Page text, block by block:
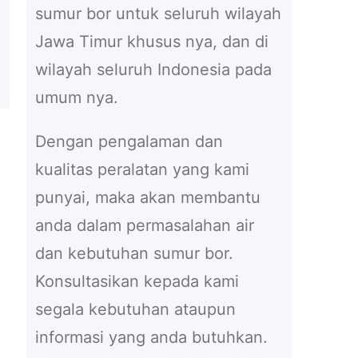
sumur bor untuk seluruh wilayah
Jawa Timur khusus nya, dan di
wilayah seluruh Indonesia pada
umum nya.
Dengan pengalaman dan
kualitas peralatan yang kami
punyai, maka akan membantu
anda dalam permasalahan air
dan kebutuhan sumur bor.
Konsultasikan kepada kami
segala kebutuhan ataupun
informasi yang anda butuhkan.